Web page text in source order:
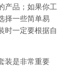
产品；如果你工
择一些简单易
时一定要根据自
装是非常重要